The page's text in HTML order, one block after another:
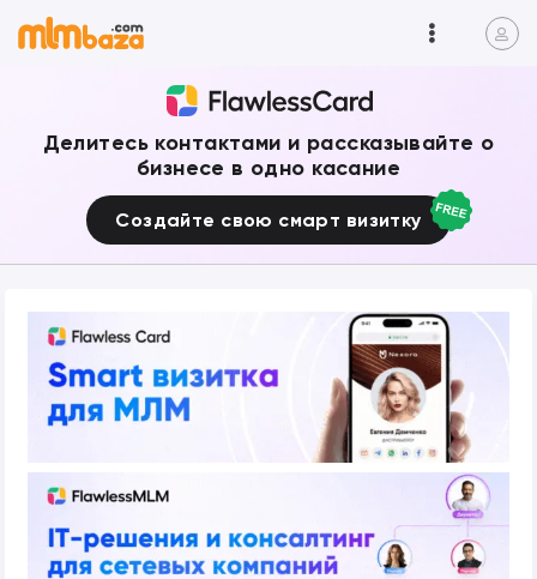
Делитесь контактами и рассказывайте о
бизнесе в одно касание
Создайте свою смарт визитку